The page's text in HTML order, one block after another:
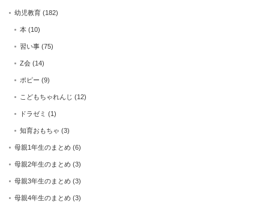
幼児教育 (182)
本 (10)
習い事 (75)
Z会 (14)
ポピー (9)
こどもちゃれんじ (12)
ドラゼミ (1)
知育おもちゃ (3)
母親1年生のまとめ (6)
母親2年生のまとめ (3)
母親3年生のまとめ (3)
母親4年生のまとめ (3)